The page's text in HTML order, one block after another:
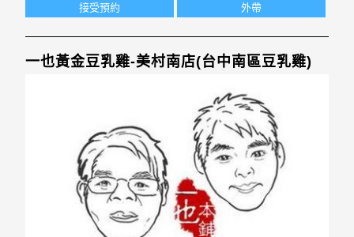
接受預約 外帶
一也黃金豆乳雞-美村南店(台中南區豆乳雞)